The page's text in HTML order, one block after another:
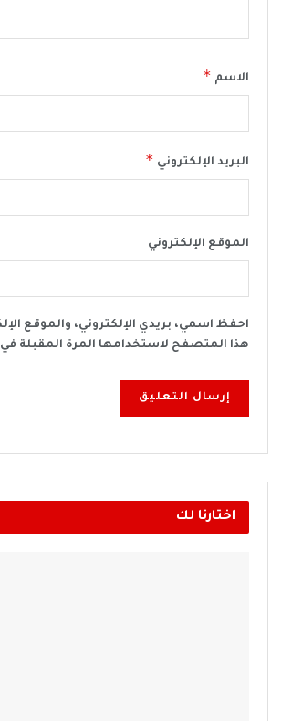
الاسم *
البريد الإلكتروني *
الموقع الإلكتروني
احفظ اسمي، بريدي الإلكتروني، والموقع
هذا المتصفح لاستخدامها المرة المقبلة
اختارنا لك